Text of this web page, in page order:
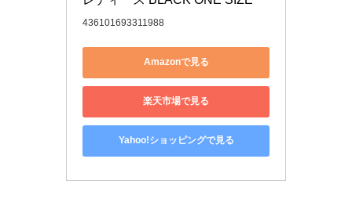
436101693311988
Amazonで見る
楽天市場で見る
Yahoo!ショッピングで見る